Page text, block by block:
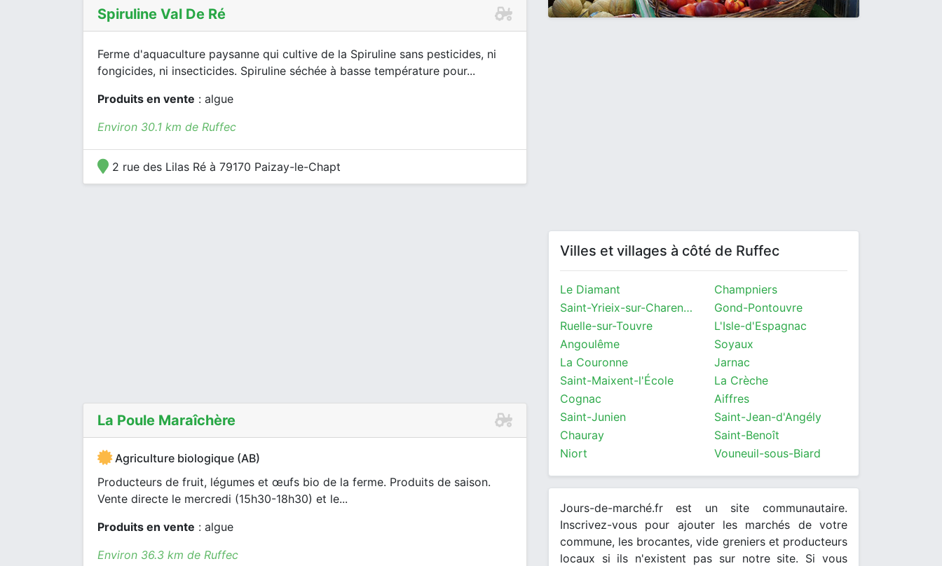
Spiruline Val De Ré
Ferme d'aquaculture paysanne qui cultive de la Spiruline sans pesticides, ni
fongicides, ni insecticides. Spiruline séchée à basse température pour...
Produits en vente : algue
Environ 30.1 km de Ruffec
2 rue des Lilas Ré à 79170 Paizay-le-Chapt
La Poule Maraîchère
Agriculture biologique (AB)
Producteurs de fruit, légumes et œufs bio de la ferme. Produits de saison.
Vente directe le mercredi (15h30-18h30) et le...
Produits en vente : algue
Environ 36.3 km de Ruffec
Villes et villages à côté de Ruffec
Le Diamant
Champniers
Saint-Yrieix-sur-Charente
Gond-Pontouvre
Ruelle-sur-Touvre
L'Isle-d'Espagnac
Angoulême
Soyaux
La Couronne
Jarnac
Saint-Maixent-l'École
La Crèche
Cognac
Aiffres
Saint-Junien
Saint-Jean-d'Angély
Chauray
Saint-Benoît
Niort
Vouneuil-sous-Biard
Jours-de-marché.fr est un site communautaire.
Inscrivez-vous pour ajouter les marchés de votre
commune, les brocantes, vide greniers et producteurs
locaux si ils n'existent pas sur notre site. Si vous